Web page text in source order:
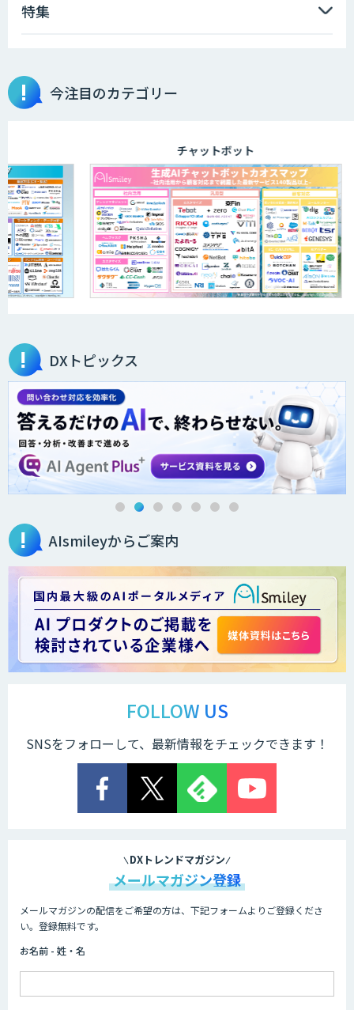
特集
今注目のカテゴリー
チャットボット
DXトピックス
AIsmileyからご案内
FOLLOW US
SNSをフォローして、最新情報をチェックできます！
DXトレンドマガジン
メールマガジン登録
メールマガジンの配信をご希望の方は、下記フォームよりご登録くださ
い。登録無料です。
お名前 - 姓・名